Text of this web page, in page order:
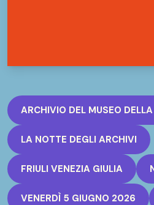
ARCHIVIO DEL MUSEO
LA NOTTE DEGLI ARCHIVI
FRIULI VENEZIA GIULIA
VENERDÌ 5 GIUGNO 2026